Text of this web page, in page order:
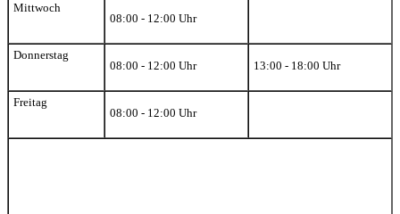
Mittwoch
08:00 - 12:00 Uhr
Donnerstag
08:00 - 12:00 Uhr
13:00 - 18:00 Uhr
Freitag
08:00 - 12:00 Uhr